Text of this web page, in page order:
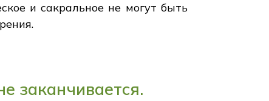
и сакральное не могут быть
заканчивается.